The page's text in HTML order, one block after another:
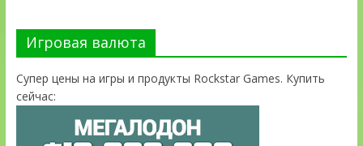
Игровая валюта
Супер цены на игры и продукты Rockstar Games. Купить
сейчас: